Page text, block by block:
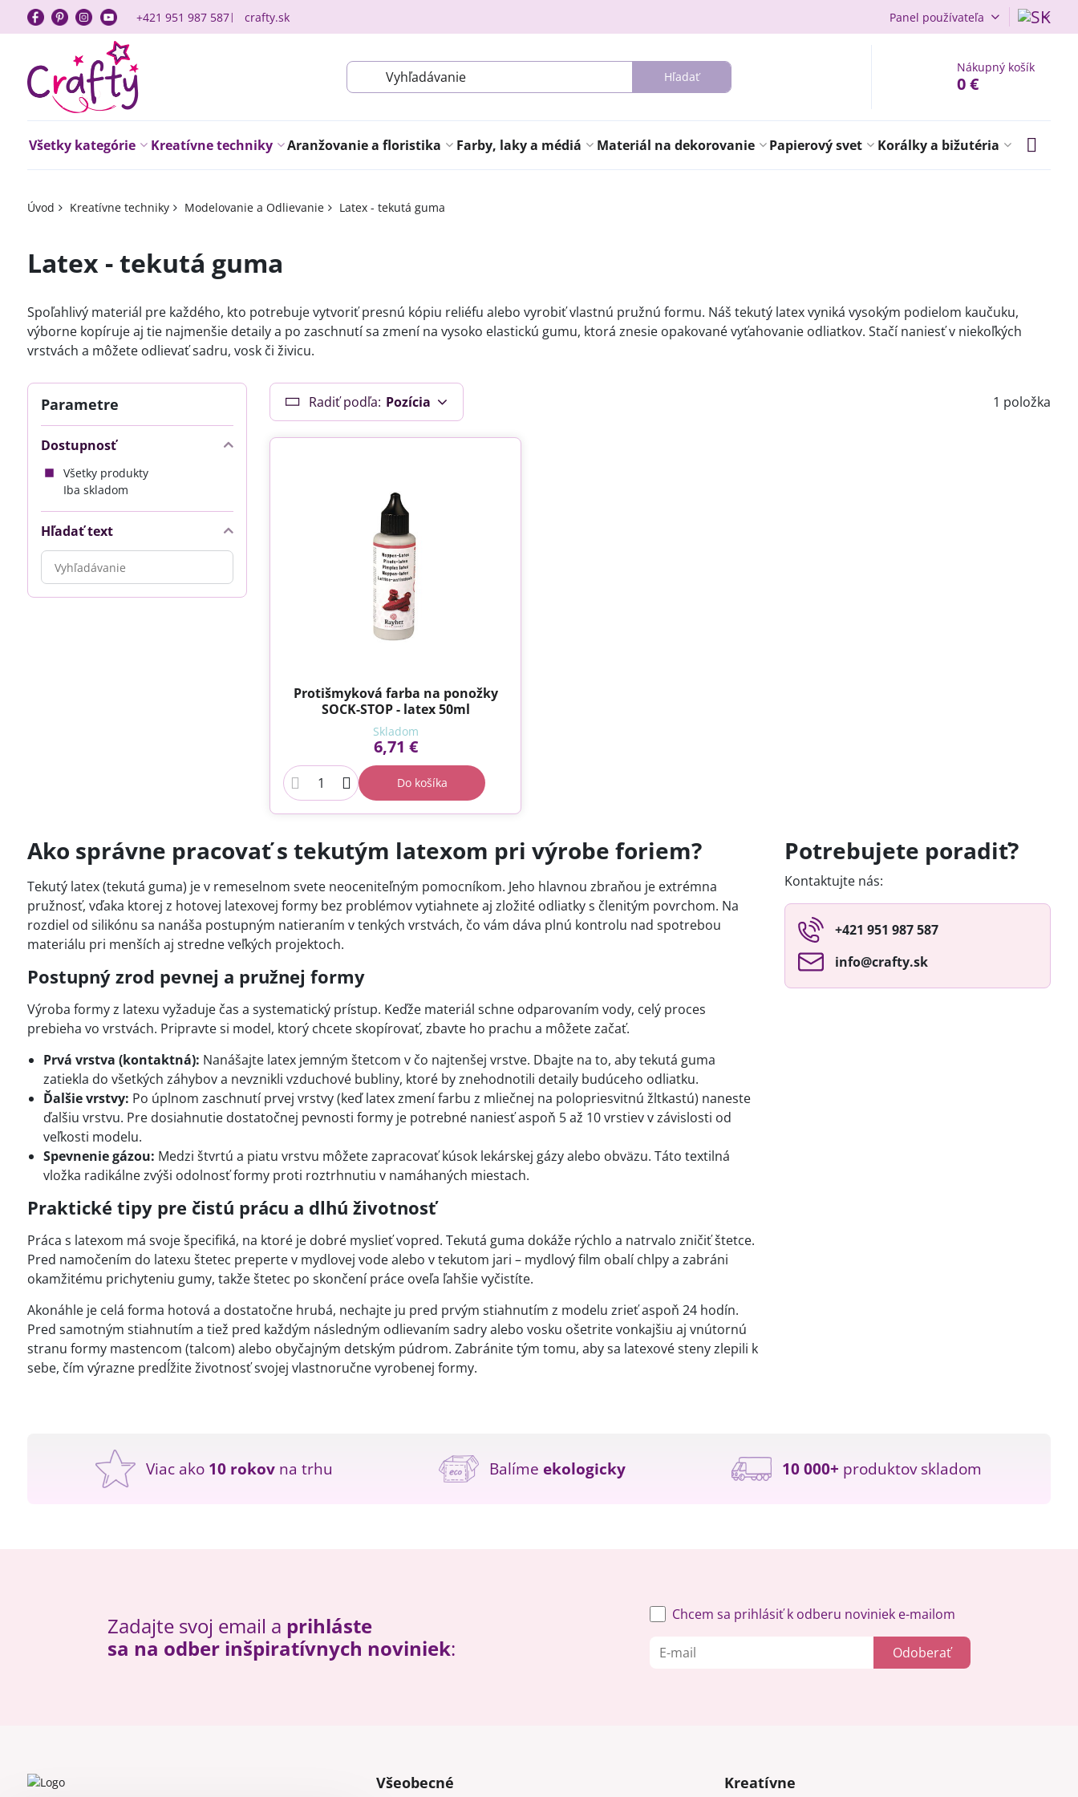
+421 951 987 587 crafty.sk Panel používateľa
Hľadať
Nákupný košík
0 €
Všetky kategórie Kreatívne techniky Aranžovanie a floristika Farby, laky a médiá Materiál na dekorovanie Papierový svet Korálky a bižutéria
Úvod Kreatívne techniky Modelovanie a Odlievanie Latex - tekutá guma
Latex - tekutá guma
Spoľahlivý materiál pre každého, kto potrebuje vytvoriť presnú kópiu reliéfu alebo vyrobiť vlastnú pružnú formu. Náš tekutý latex vyniká vysokým podielom kaučuku,
výborne kopíruje aj tie najmenšie detaily a po zaschnutí sa zmení na vysoko elastickú gumu, ktorá znesie opakované vyťahovanie odliatkov. Stačí naniesť v niekoľkých
vrstvách a môžete odlievať sadru, vosk či živicu.
Radiť podľa: Pozícia 1 položka
Protišmyková farba na ponožky
SOCK-STOP - latex 50ml
Skladom
6,71 €
Do košíka
Parametre
Dostupnosť
Všetky produkty
Iba skladom
Hľadať text
Prehľadať
výsledky
filtra
Ako správne pracovať s tekutým latexom pri výrobe foriem?
Tekutý latex (tekutá guma) je v remeselnom svete neoceniteľným pomocníkom. Jeho hlavnou zbraňou je extrémna
pružnosť, vďaka ktorej z hotovej latexovej formy bez problémov vytiahnete aj zložité odliatky s členitým povrchom. Na
rozdiel od silikónu sa nanáša postupným natieraním v tenkých vrstvách, čo vám dáva plnú kontrolu nad spotrebou
materiálu pri menších aj stredne veľkých projektoch.
Postupný zrod pevnej a pružnej formy
Výroba formy z latexu vyžaduje čas a systematický prístup. Keďže materiál schne odparovaním vody, celý proces
prebieha vo vrstvách. Pripravte si model, ktorý chcete skopírovať, zbavte ho prachu a môžete začať.
Prvá vrstva (kontaktná): Nanášajte latex jemným štetcom v čo najtenšej vrstve. Dbajte na to, aby tekutá guma
zatiekla do všetkých záhybov a nevznikli vzduchové bubliny, ktoré by znehodnotili detaily budúceho odliatku.
Ďalšie vrstvy: Po úplnom zaschnutí prvej vrstvy (keď latex zmení farbu z mliečnej na polopriesvitnú žltkastú) naneste
ďalšiu vrstvu. Pre dosiahnutie dostatočnej pevnosti formy je potrebné naniesť aspoň 5 až 10 vrstiev v závislosti od
veľkosti modelu.
Spevnenie gázou: Medzi štvrtú a piatu vrstvu môžete zapracovať kúsok lekárskej gázy alebo obväzu. Táto textilná
vložka radikálne zvýši odolnosť formy proti roztrhnutiu v namáhaných miestach.
Praktické tipy pre čistú prácu a dlhú životnosť
Práca s latexom má svoje špecifiká, na ktoré je dobré myslieť vopred. Tekutá guma dokáže rýchlo a natrvalo zničiť štetce.
Pred namočením do latexu štetec preperte v mydlovej vode alebo v tekutom jari – mydlový film obalí chlpy a zabráni
okamžitému prichyteniu gumy, takže štetec po skončení práce oveľa ľahšie vyčistíte.
Akonáhle je celá forma hotová a dostatočne hrubá, nechajte ju pred prvým stiahnutím z modelu zrieť aspoň 24 hodín.
Pred samotným stiahnutím a tiež pred každým následným odlievaním sadry alebo vosku ošetrite vonkajšiu aj vnútornú
stranu formy mastencom (talcom) alebo obyčajným detským púdrom. Zabránite tým tomu, aby sa latexové steny zlepili k
sebe, čím výrazne predĺžite životnosť svojej vlastnoručne vyrobenej formy.
Potrebujete poradiť?
Kontaktujte nás:
+421 951 987 587
info​@crafty​.sk
Viac ako 10 rokov na trhu Balíme ekologicky 10 000+ produktov skladom
Zadajte svoj email a prihláste
sa na odber inšpiratívnych noviniek: Odoberať
Chcem sa prihlásiť k odberu noviniek e-mailom
Všeobecné Kreatívne